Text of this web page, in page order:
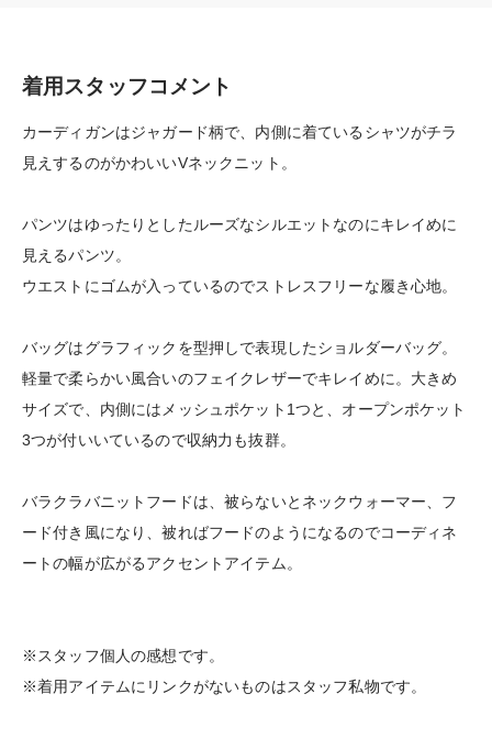
着用スタッフコメント
カーディガンはジャガード柄で、内側に着ているシャツがチラ
見えするのがかわいいVネックニット。
パンツはゆったりとしたルーズなシルエットなのにキレイめに
見えるパンツ。
ウエストにゴムが入っているのでストレスフリーな履き心地。
バッグはグラフィックを型押しで表現したショルダーバッグ。
軽量で柔らかい風合いのフェイクレザーでキレイめに。大きめ
サイズで、内側にはメッシュポケット1つと、オープンポケット
3つが付いいているので収納力も抜群。
バラクラバニットフードは、被らないとネックウォーマー、フ
ード付き風になり、被ればフードのようになるのでコーディネ
ートの幅が広がるアクセントアイテム。
※スタッフ個人の感想です。
※着用アイテムにリンクがないものはスタッフ私物です。